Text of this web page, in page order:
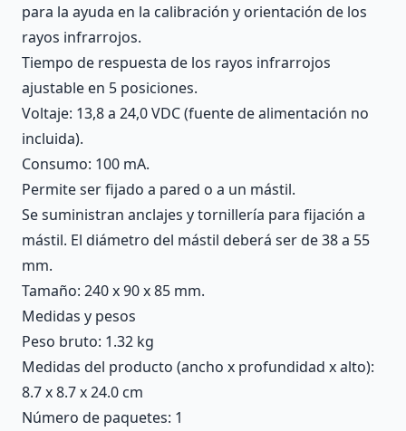
para la ayuda en la calibración y orientación de los
rayos infrarrojos.
Tiempo de respuesta de los rayos infrarrojos
ajustable en 5 posiciones.
Voltaje: 13,8 a 24,0 VDC (fuente de alimentación no
incluida).
Consumo: 100 mA.
Permite ser fijado a pared o a un mástil.
Se suministran anclajes y tornillería para fijación a
mástil. El diámetro del mástil deberá ser de 38 a 55
mm.
Tamaño: 240 x 90 x 85 mm.
Medidas y pesos
Peso bruto: 1.32 kg
Medidas del producto (ancho x profundidad x alto):
8.7 x 8.7 x 24.0 cm
Número de paquetes: 1